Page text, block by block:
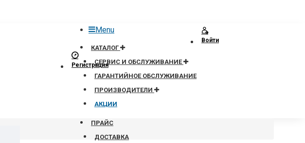
Menu
КАТАЛОГ
СЕРВИС И ОБСЛУЖИВАНИЕ
ГАРАНТИЙНОЕ ОБСЛУЖИВАНИЕ
ПРОИЗВОДИТЕЛИ
АКЦИИ
ПРАЙС
ДОСТАВКА
Войти
Регистрация